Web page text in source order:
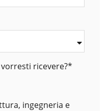
ricevere?*
ingegneria e